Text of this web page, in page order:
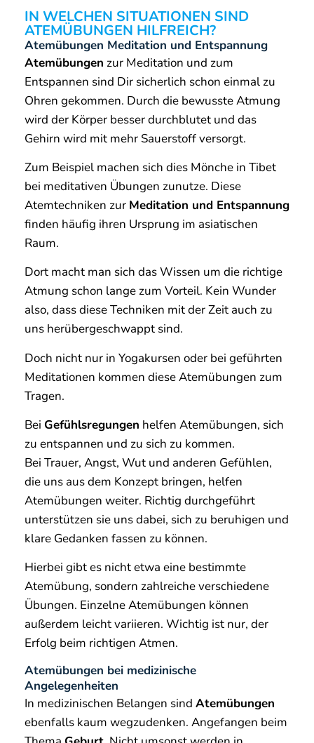
IN WELCHEN SITUATIONEN SIND
ATEMÜBUNGEN HILFREICH?
Atemübungen Meditation und Entspannung
Atemübungen zur Meditation und zum
Entspannen sind Dir sicherlich schon einmal zu
Ohren gekommen. Durch die bewusste Atmung
wird der Körper besser durchblutet und das
Gehirn wird mit mehr Sauerstoff versorgt.
Zum Beispiel machen sich dies Mönche in Tibet
bei meditativen Übungen zunutze. Diese
Atemtechniken zur Meditation und Entspannung
finden häufig ihren Ursprung im asiatischen
Raum.
Dort macht man sich das Wissen um die richtige
Atmung schon lange zum Vorteil. Kein Wunder
also, dass diese Techniken mit der Zeit auch zu
uns herübergeschwappt sind.
Doch nicht nur in Yogakursen oder bei geführten
Meditationen kommen diese Atemübungen zum
Tragen.
Bei Gefühlsregungen helfen Atemübungen, sich
zu entspannen und zu sich zu kommen.
Bei Trauer, Angst, Wut und anderen Gefühlen,
die uns aus dem Konzept bringen, helfen
Atemübungen weiter. Richtig durchgeführt
unterstützen sie uns dabei, sich zu beruhigen und
klare Gedanken fassen zu können.
Hierbei gibt es nicht etwa eine bestimmte
Atemübung, sondern zahlreiche verschiedene
Übungen. Einzelne Atemübungen können
außerdem leicht variieren. Wichtig ist nur, der
Erfolg beim richtigen Atmen.
Atemübungen bei medizinische
Angelegenheiten
In medizinischen Belangen sind Atemübungen
ebenfalls kaum wegzudenken. Angefangen beim